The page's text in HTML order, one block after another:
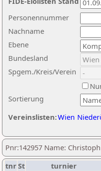
Nachname
Ebene
Sortierung
Personennummer
Bundesland
Spgem./Kreis/Verein
Vereinslisten:Wien
Pnr:142957 Name:
tnrSt turnier